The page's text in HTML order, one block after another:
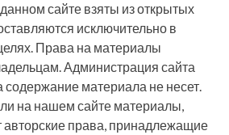
сайте взяты из открытых
исключительно в
Права на материалы
Администрация сайта
содержание материала не несет.
на нашем сайте материалы,
права, принадлежащие